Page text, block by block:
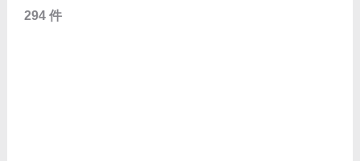
294 件